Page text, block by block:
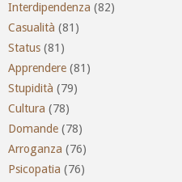
Interdipendenza (82)
Casualità (81)
Status (81)
Apprendere (81)
Stupidità (79)
Cultura (78)
Domande (78)
Arroganza (76)
Psicopatia (76)